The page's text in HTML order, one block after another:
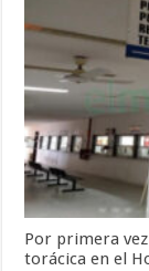
Por primera
torácica en el